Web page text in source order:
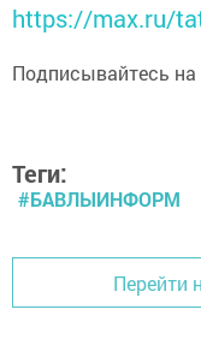
https://max.ru/
Подписывайтесь на
Теги:
#БАВЛЫИНФОРМ
Перейти